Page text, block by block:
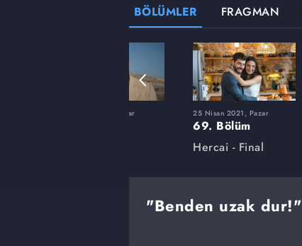
BÖLÜMLER FRAGMAN
17 Ocak 2021, Pazar 25 Nisan 2021, Pazar
69. Bölüm
Hercai - Final
"Benden uzak dur!"